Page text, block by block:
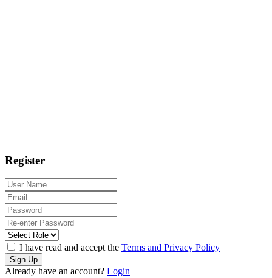
Register
I have read and accept the Terms and Privacy Policy
Sign Up
Already have an account? Login